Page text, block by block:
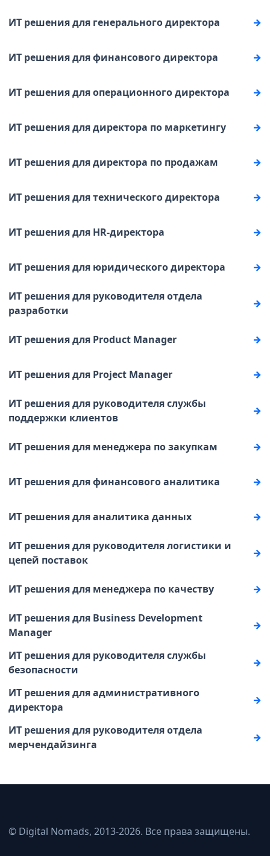
ИТ решения для генерального директора
ИТ решения для финансового директора
ИТ решения для операционного директора
ИТ решения для директора по маркетингу
ИТ решения для директора по продажам
ИТ решения для технического директора
ИТ решения для HR-директора
ИТ решения для юридического директора
ИТ решения для руководителя отдела
разработки
ИТ решения для Product Manager
ИТ решения для Project Manager
ИТ решения для руководителя службы
поддержки клиентов
ИТ решения для менеджера по закупкам
ИТ решения для финансового аналитика
ИТ решения для аналитика данных
ИТ решения для руководителя логистики и
цепей поставок
ИТ решения для менеджера по качеству
ИТ решения для Business Development
Manager
ИТ решения для руководителя службы
безопасности
ИТ решения для административного
директора
ИТ решения для руководителя отдела
мерчендайзинга
© Digital Nomads, 2013-2026. Все права защищены.